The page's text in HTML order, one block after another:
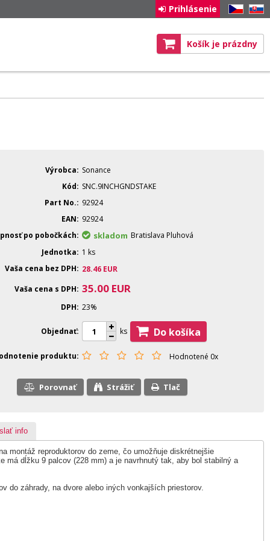
CZ SK
Prihlásenie
Košík je prázdny
Výrobca
Sonance
Kód
SNC.9INCHGNDSTAKE
Part No.
92924
EAN
92924
po pobočkách
skladom Bratislava Pluhová
Jednotka
1 ks
Vaša cena bez DPH
28.46 EUR
Vaša cena s DPH 35.00 EUR
DPH 23%
Objednať ks Do košíka
produktu Hodnotené 0x
Porovnať Strážiť Tlač
info
montáž reproduktorov do zeme, čo umožňuje diskrétnejšie
má dĺžku 9 palcov (228 mm) a je navrhnutý tak, aby bol stabilný a
do záhrady, na dvore alebo iných vonkajších priestorov.